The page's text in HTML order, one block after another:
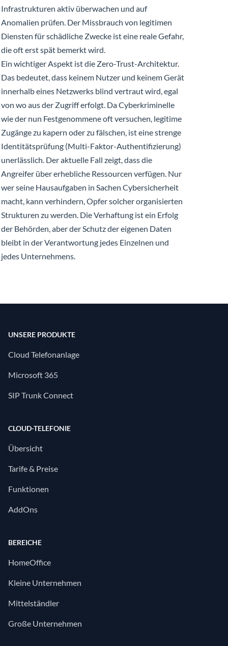
Infrastrukturen aktiv überwachen und auf
Anomalien prüfen. Der Missbrauch von legitimen
Diensten für schädliche Zwecke ist eine reale Gefahr,
die oft erst spät bemerkt wird.
Ein wichtiger Aspekt ist die Zero-Trust-Architektur.
Das bedeutet, dass keinem Nutzer und keinem Gerät
innerhalb eines Netzwerks blind vertraut wird, egal
von wo aus der Zugriff erfolgt. Da Cyberkriminelle
wie der nun Festgenommene oft versuchen, legitime
Zugänge zu kapern oder zu fälschen, ist eine strenge
Identitätsprüfung (Multi-Faktor-Authentifizierung)
unerlässlich. Der aktuelle Fall zeigt, dass die
Angreifer über erhebliche Ressourcen verfügen. Nur
wer seine Hausaufgaben in Sachen Cybersicherheit
macht, kann verhindern, Opfer solcher organisierten
Strukturen zu werden. Die Verhaftung ist ein Erfolg
der Behörden, aber der Schutz der eigenen Daten
bleibt in der Verantwortung jedes Einzelnen und
jedes Unternehmens.
UNSERE PRODUKTE
Cloud Telefonanlage
Microsoft 365
SIP Trunk Connect
CLOUD-TELEFONIE
Übersicht
Tarife & Preise
Funktionen
AddOns
BEREICHE
HomeOffice
Kleine Unternehmen
Mittelständler
Große Unternehmen